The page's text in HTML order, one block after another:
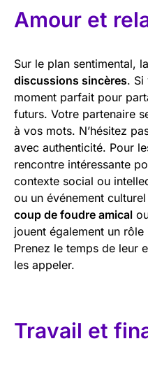
Amour et
Sur le plan sentimental,
discussions sincères. Si
moment parfait pour
futurs. Votre partenaire
à vos mots. N’hésitez
avec authenticité. Pour
rencontre intéressante
contexte social ou
ou un événement
coup de foudre amical
jouent également un rôle
Prenez le temps de leur
les appeler.
Travail et